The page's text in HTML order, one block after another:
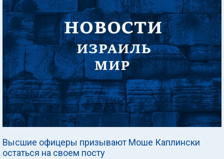
Высшие офицеры призывают Моше Каплински
остаться на своем посту